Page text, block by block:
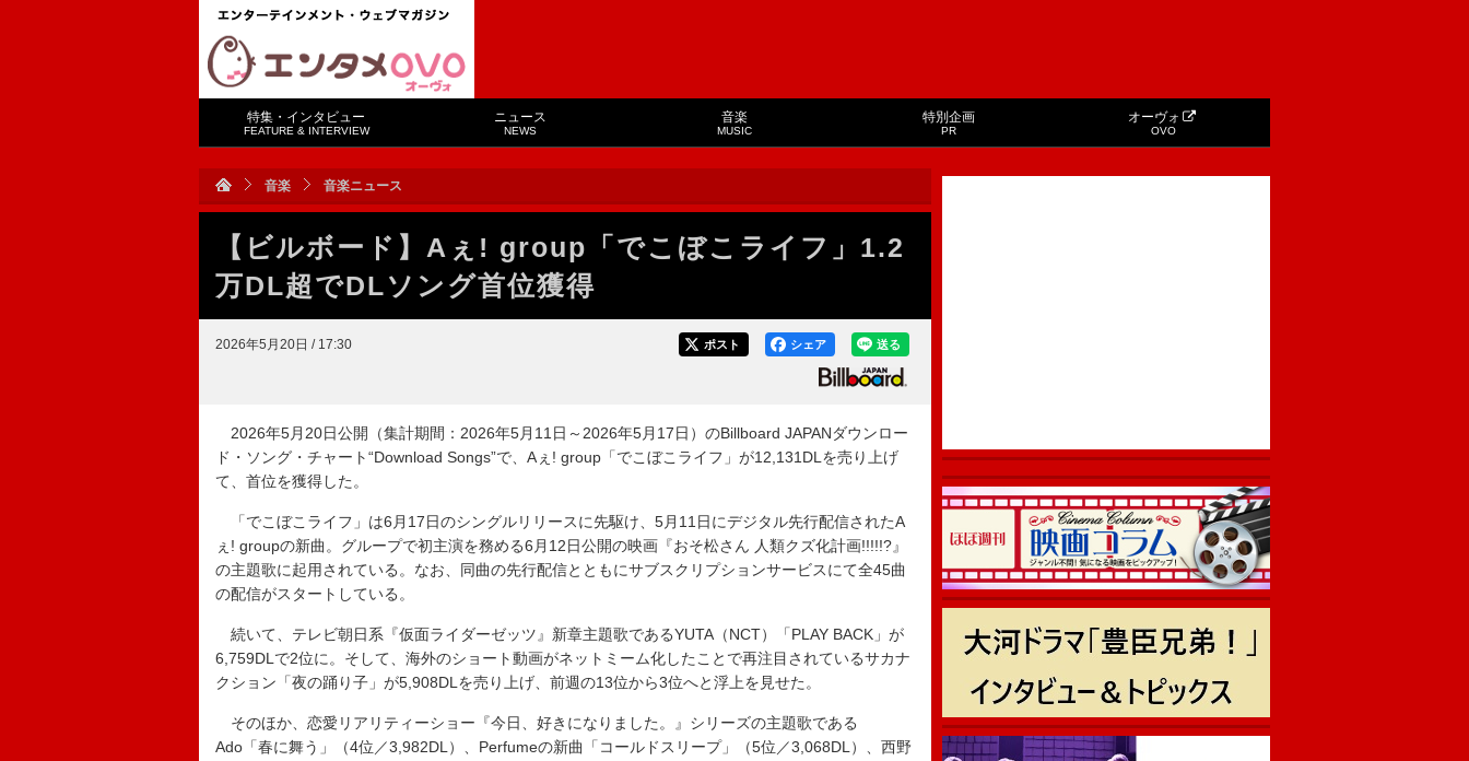
特集・インタビュー
FEATURE & INTERVIEW
ニュース
NEWS
音楽
MUSIC
特別企画
PR
オーヴォ
OVO
音楽 音楽ニュース
【ビルボード】Aぇ! group「でこぼこライフ」1.2
万DL超でDLソング首位獲得
2026年5月20日 / 17:30 送る
シェア
ポスト
2026年5月20日公開（集計期間：2026年5月11日～2026年5月17日）のBillboard JAPANダウンロー
ド・ソング・チャート“Download Songs”で、Aぇ! group「でこぼこライフ」が12,131DLを売り上げ
て、首位を獲得した。
「でこぼこライフ」は6月17日のシングルリリースに先駆け、5月11日にデジタル先行配信されたA
ぇ! groupの新曲。グループで初主演を務める6月12日公開の映画『おそ松さん 人類クズ化計画!!!!!?』
の主題歌に起用されている。なお、同曲の先行配信とともにサブスクリプションサービスにて全45曲
の配信がスタートしている。
続いて、テレビ朝日系『仮面ライダーゼッツ』新章主題歌であるYUTA（NCT）「PLAY BACK」が
6,759DLで2位に。そして、海外のショート動画がネットミーム化したことで再注目されているサカナ
クション「夜の踊り子」が5,908DLを売り上げ、前週の13位から3位へと浮上を見せた。
そのほか、恋愛リアリティーショー『今日、好きになりました。』シリーズの主題歌である
Ado「春に舞う」（4位／3,982DL）、Perfumeの新曲「コールドスリープ」（5位／3,068DL）、西野